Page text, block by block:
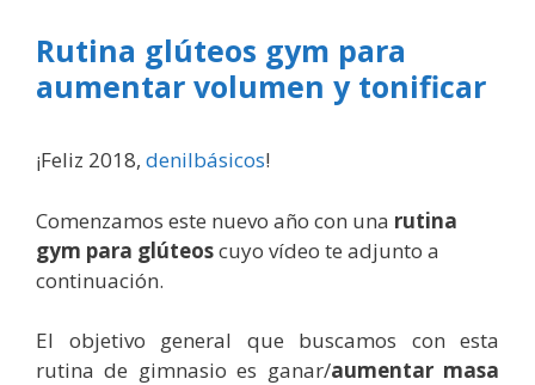
Rutina glúteos gym para
aumentar volumen y tonificar
¡Feliz 2018, denilbásicos!
Comenzamos este nuevo año con una rutina
gym para glúteoscuyo vídeo te adjunto a
continuación.
El objetivo general que buscamos con esta
rutina de gimnasio es ganar/aumentar masa